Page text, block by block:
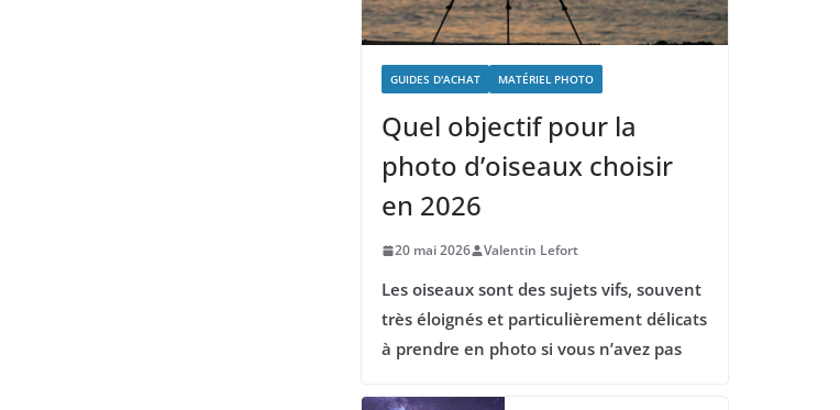
GUIDES D'ACHAT MATÉRIEL PHOTO
Quel objectif pour la
photo d’oiseaux choisir
en 2026
20 mai 2026 Valentin Lefort
Les oiseaux sont des sujets vifs, souvent
très éloignés et particulièrement délicats
à prendre en photo si vous n’avez pas